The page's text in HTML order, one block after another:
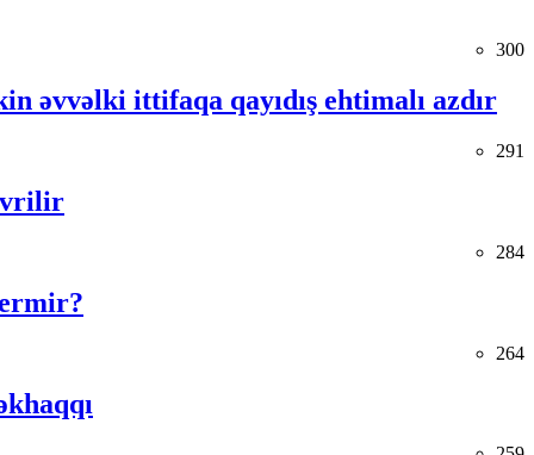
300
əvvəlki ittifaqa qayıdış ehtimalı azdır
291
284
264